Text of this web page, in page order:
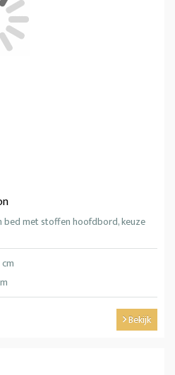
bed met stoffen hoofdbord, keuze
Bekijk